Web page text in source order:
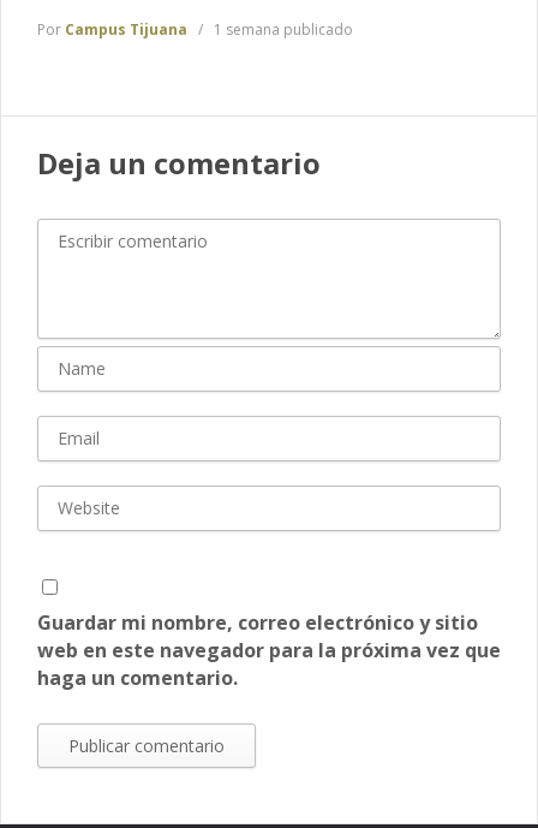
Por Campus Tijuana 1 semana publicado
Deja un comentario
Guardar mi nombre, correo electrónico y sitio
web en este navegador para la próxima vez que
haga un comentario.